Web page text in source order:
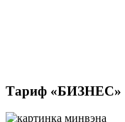
Тариф «БИЗНЕС»